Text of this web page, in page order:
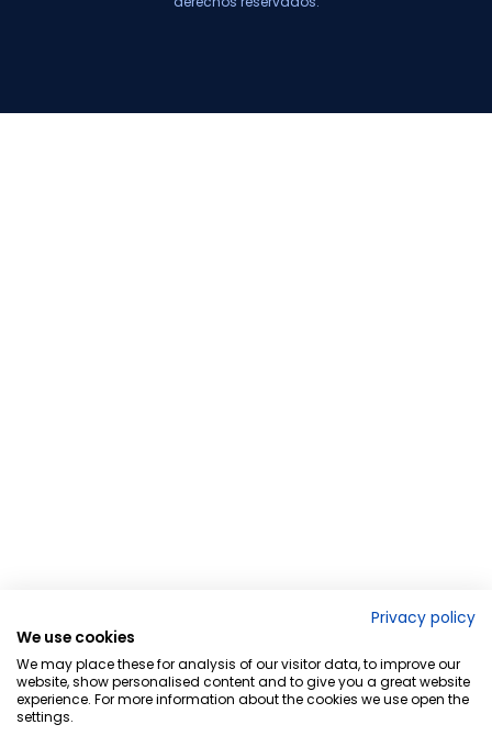
Privacy policy
We use cookies
We may place these for analysis of our visitor data, to improve our
website, show personalised content and to give you a great website
experience. For more information about the cookies we use open the
settings.